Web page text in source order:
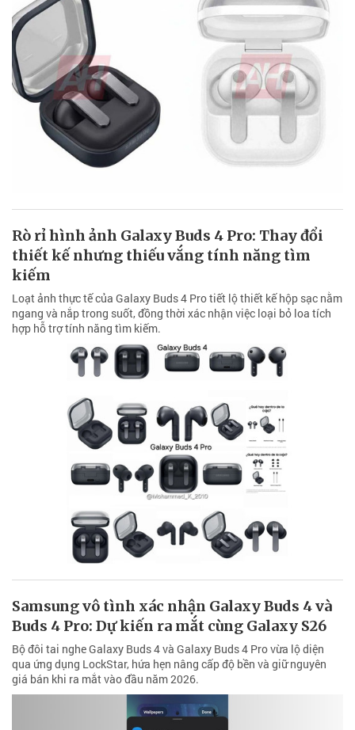
Rò rỉ hình ảnh Galaxy Buds 4 Pro: Thay đổi
thiết kế nhưng thiếu vắng tính năng tìm
kiếm
Loạt ảnh thực tế của Galaxy Buds 4 Pro tiết lộ thiết kế hộp sạc nằm
ngang và nắp trong suốt, đồng thời xác nhận việc loại bỏ loa tích
hợp hỗ trợ tính năng tìm kiếm.
Samsung vô tình xác nhận Galaxy Buds 4 và
Buds 4 Pro: Dự kiến ra mắt cùng Galaxy S26
Bộ đôi tai nghe Galaxy Buds 4 và Galaxy Buds 4 Pro vừa lộ diện
qua ứng dụng LockStar, hứa hẹn nâng cấp độ bền và giữ nguyên
giá bán khi ra mắt vào đầu năm 2026.